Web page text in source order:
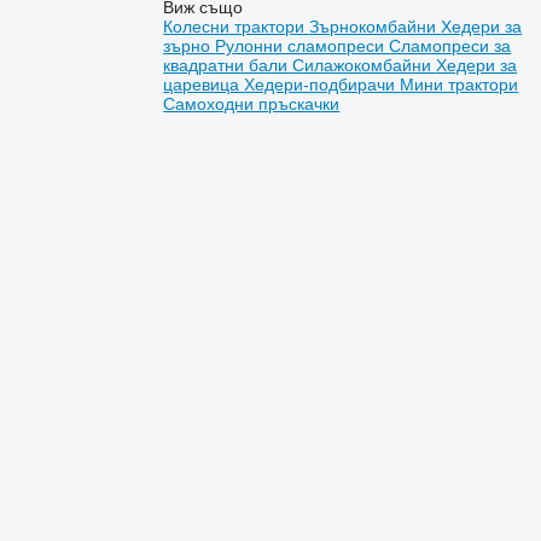
Виж също
Колесни тракториЗърнокомбайниХедери за
зърно Рулонни сламопресиСламопреси за
квадратни балиСилажокомбайниХедери за
царевицаХедери-подбирачи Мини трактори
Самоходни пръскачки